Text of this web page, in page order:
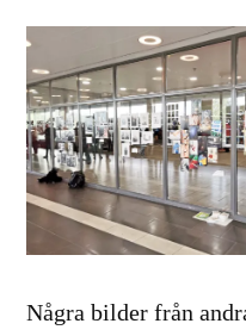
Några bilder från